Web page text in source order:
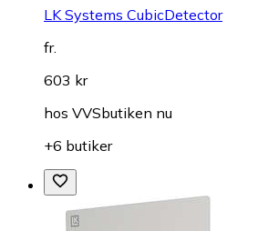
LK Systems CubicDetector
fr.
603 kr
hos VVSbutiken nu
+6 butiker